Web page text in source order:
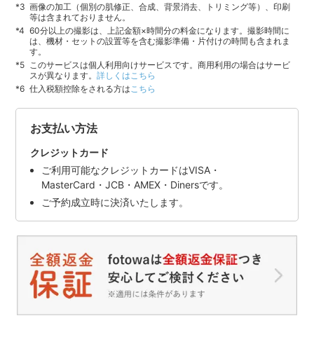
画像の加工（個別の肌修正、合成、背景消去、トリミング等）、印刷
等は含まれておりません。
60分以上の撮影は、上記金額×時間分の料金になります。撮影時間に
は、機材・セットの設置等を含む撮影準備・片付けの時間も含まれま
す。
このサービスは個人利用向けサービスです。商用利用の場合はサービ
スが異なります。詳しくはこちら
仕入税額控除をされる方は こちら
お支払い方法
クレジットカード
ご利用可能なクレジットカードはVISA・
MasterCard・JCB・AMEX・Dinersです。
ご予約成立時に決済いたします。